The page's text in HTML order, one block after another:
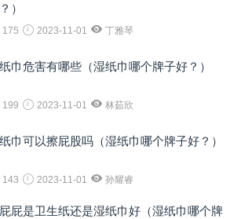
）
175 2023-11-01 丁雅琴
巾危害有哪些（湿纸巾哪个牌子好？）
199 2023-11-01 林茹欣
巾可以擦屁股吗（湿纸巾哪个牌子好？）
143 2023-11-01 孙耀睿
屁是卫生纸还是湿纸巾好（湿纸巾哪个牌